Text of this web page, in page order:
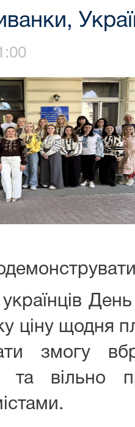
українців
ціну щодня
змогу
та вільно